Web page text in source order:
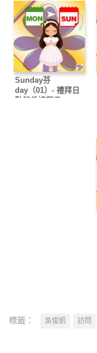
Sunday芬
day（01）- 禮拜日
點解係禮拜日
標籤： 吳俊凱 訪問